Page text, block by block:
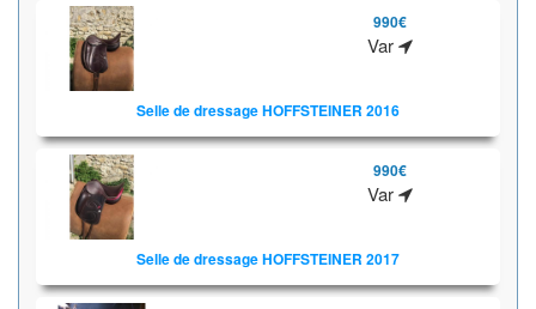
990€
Var
Selle de dressage HOFFSTEINER 2016
990€
Var
Selle de dressage HOFFSTEINER 2017